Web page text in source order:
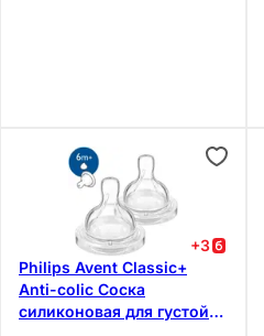
+3
Philips Avent Classic+
Anti-colic Соска
силиконовая для густой